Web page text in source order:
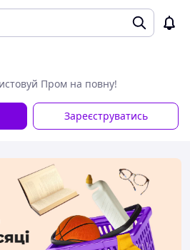
Пром на повну!
Зареєструватись